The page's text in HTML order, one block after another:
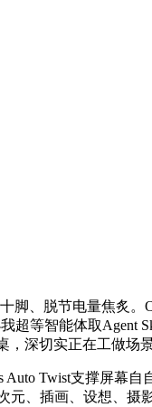
脚、脱节电量焦炙。
超等智能体取Agent
深切实正在工做场景
Twist支撑屏幕自
、插画、设想、摄